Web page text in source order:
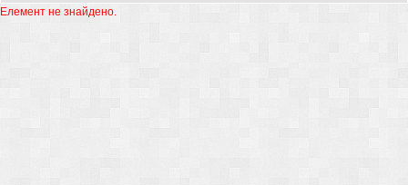
Елемент не знайдено.